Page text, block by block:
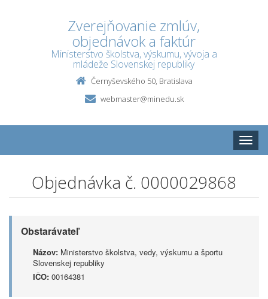
Zverejňovanie zmlúv,
objednávok a faktúr
Ministerstvo školstva, výskumu, vývoja a
mládeže Slovenskej republiky
Černyševského 50, Bratislava
webmaster@minedu.sk
Toggle
Objednávka č. 0000029868
Obstarávateľ
Názov: Ministerstvo školstva, vedy, výskumu a športu
Slovenskej republiky
IČO: 00164381